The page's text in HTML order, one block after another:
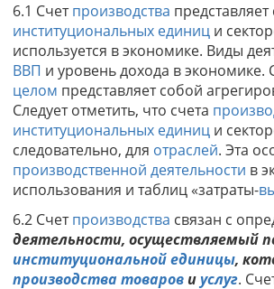
6.1 Счетпроизводства
институциональных единиц и
используется в экономике. Виды
ВВП и уровень дохода в экономике.
целом представляет собой
Следует отметить, что счета
институциональных единиц и
следовательно, для отраслей. Эта
производственной деятельности в
использования и таблиц «затраты-
6.2 Счетпроизводства связан с
деятельности, осуществляемый
институциональной единицы,
производстватоваров иуслуг.